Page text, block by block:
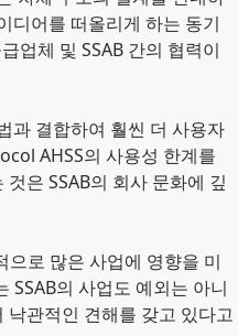
디어를 떠올리게 하는 동기
업체 및 SSAB 간의 협력이
과 결합하여 훨씬 더 사용자
AHSS의 사용성 한계를
은 SSAB의 회사 문화에 깊
로 많은 사업에 영향을 미
SSAB의 사업도 예외는 아니
관적인 견해를 갖고 있다고